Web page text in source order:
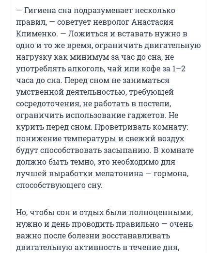
— Гигиена сна подразумевает несколько
правил, — советует невролог Анастасия
Клименко. — Ложиться и вставать нужно в
одно и то же время, ограничить двигательную
нагрузку как минимум за час до сна, не
употреблять алкоголь, чай или кофе за 1–2
часа до сна. Перед сном не заниматься
умственной деятельностью, требующей
сосредоточения, не работать в постели,
ограничить использование гаджетов. Не
курить перед сном. Проветривать комнату:
понижение температуры и свежий воздух
будут способствовать засыпанию. В комнате
должно быть темно, это необходимо для
лучшей выработки мелатонина — гормона,
способствующего сну.
Но, чтобы сон и отдых были полноценными,
нужно и день проводить правильно — очень
важно после болезни восстанавливать
двигательную активность в течение дня,